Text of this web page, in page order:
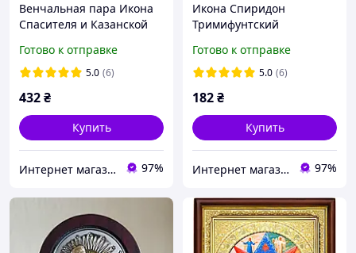
Венчальная пара Икона
Спасителя и Казанской
Готово к отправке
5.0 (6)
432₴
Купить
Интернет магазин Slugenie. Иконы и церковная утварь от производителя. 97%
Икона Спиридон
Тримифунтский
Готово к отправке
5.0 (6)
182₴
Купить
Интернет магазин Slugenie. Иконы и церковная утварь от производителя. 97%